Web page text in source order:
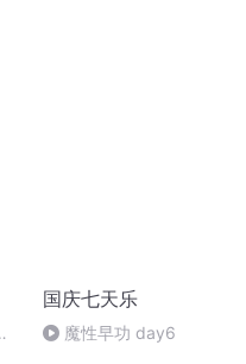
国庆七天乐
魔性早功 day6